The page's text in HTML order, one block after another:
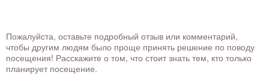
Пожалуйста, оставьте подробный отзыв или комментарий,
чтобы другим людям было проще принять решение по поводу
посещения! Расскажите о том, что стоит знать тем, кто только
планирует посещение.